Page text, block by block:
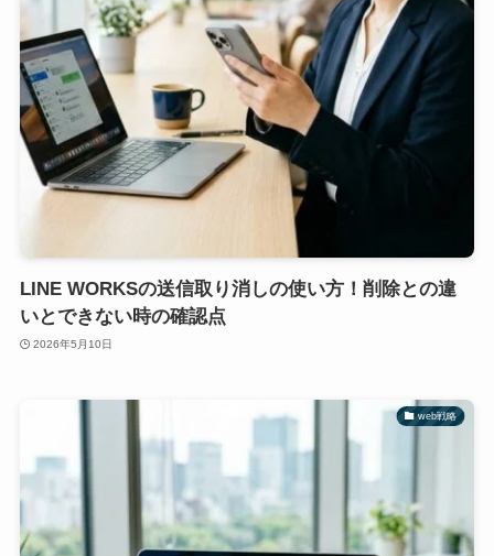
LINE WORKSの送信取り消しの使い方！削除との違
いとできない時の確認点
2026年5月10日
web戦略